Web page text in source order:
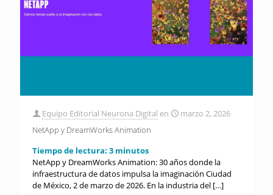
Equipo Editorial Neurona Digital en
marzo 2, 2026
NetApp y DreamWorks Animation
Tiempo de lectura: 3 minutos
NetApp y DreamWorks Animation: 30 años donde la
infraestructura de datos impulsa la imaginación Ciudad
de México, 2 de marzo de 2026. En la industria del […]